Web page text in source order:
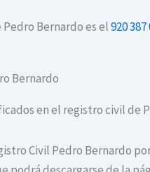
Bernardo es el920 387
Bernardo
en el registro civil de
Civil Pedro Bernardo